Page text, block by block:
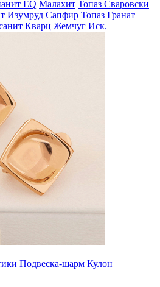
EQ Малахит Топаз Сваровски
Изумруд Сапфир Топаз Гранат
Кварц Жемчуг Иск.
Подвеска-шарм Кулон